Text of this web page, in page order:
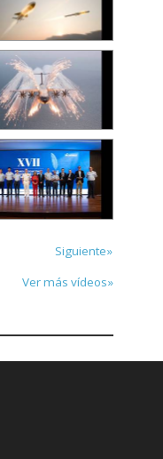
Siguiente»
Ver más vídeos»